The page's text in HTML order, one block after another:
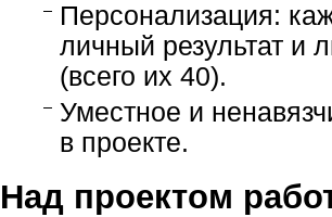
Персонализация:
личный результат и
(всего их 40).
Уместное и
в проекте.
Над проектом